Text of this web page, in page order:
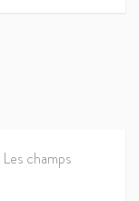
Les champs